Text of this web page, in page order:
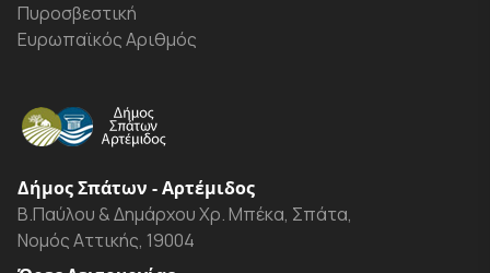
Πυροσβεστική
Ευρωπαϊκός Αριθμός
Δήμος Σπάτων - Αρτέμιδος
Β.Παύλου & Δημάρχου Χρ. Μπέκα, Σπάτα,
Νομός Αττικής, 19004